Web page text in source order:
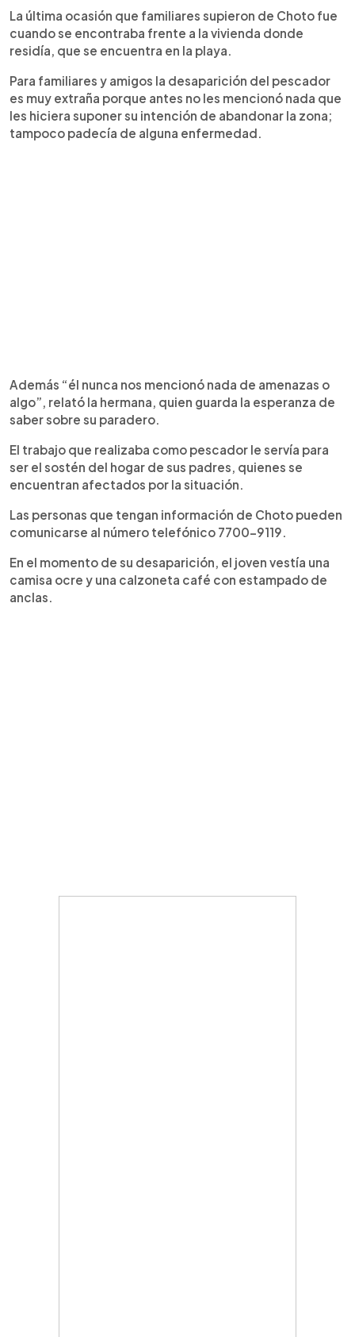
La última ocasión que familiares supieron de Choto fue
cuando se encontraba frente a la vivienda donde
residía, que se encuentra en la playa.
Para familiares y amigos la desaparición del pescador
es muy extraña porque antes no les mencionó nada que
les hiciera suponer su intención de abandonar la zona;
tampoco padecía de alguna enfermedad.
Además “él nunca nos mencionó nada de amenazas o
algo”, relató la hermana, quien guarda la esperanza de
saber sobre su paradero.
El trabajo que realizaba como pescador le servía para
ser el sostén del hogar de sus padres, quienes se
encuentran afectados por la situación.
Las personas que tengan información de Choto pueden
comunicarse al número telefónico 7700-9119.
En el momento de su desaparición, el joven vestía una
camisa ocre y una calzoneta café con estampado de
anclas.